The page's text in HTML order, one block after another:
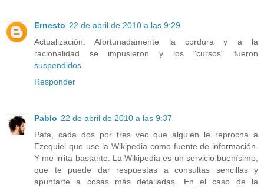
Ernesto 22 de abril de 2010 a las 9:29
Actualización: Afortunadamente la cordura y a la
racionalidad se impusieron y los "cursos" fueron
suspendidos.
Responder
Pablo 22 de abril de 2010 a las 9:37
Pata, cada dos por tres veo que alguien le reprocha a
Ezequiel que use la Wikipedia como fuente de información.
Y me irrita bastante. La Wikipedia es un servicio buenísimo,
que te puede dar respuestas a consultas sencillas y
apuntarte a cosas más detalladas. En el caso de la